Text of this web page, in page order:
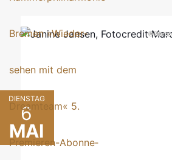
DIENSTAG
6
MAI
© Marco